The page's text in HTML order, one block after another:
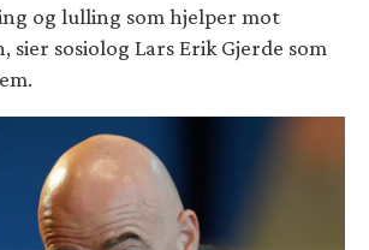
og lulling som hjelper mot
sier sosiolog Lars Erik Gjerde som